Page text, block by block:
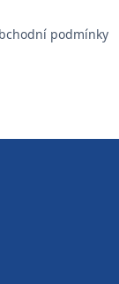
podmínky